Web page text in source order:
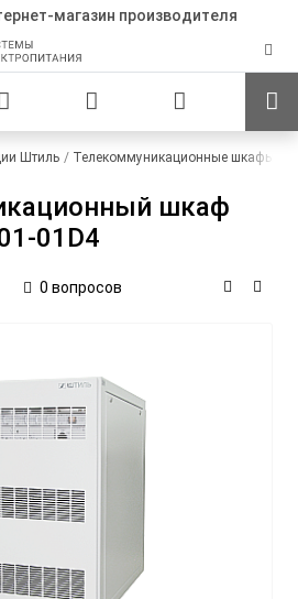
магазин производителя
Штиль Телекоммуникационные шкафы
шкаф
01D4
0 вопросов